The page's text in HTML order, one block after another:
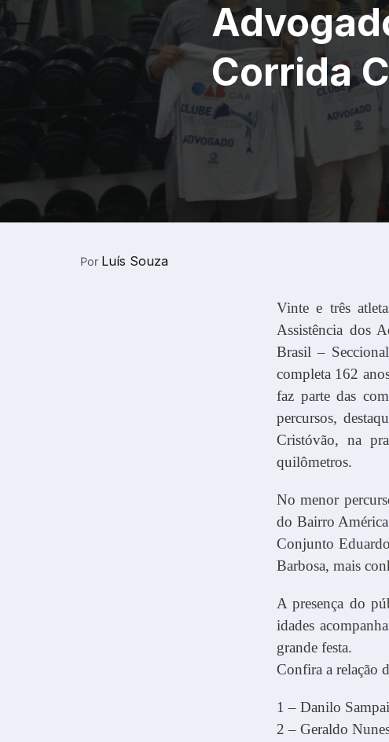
Corrida
Por Luís Souza
Vinte e três
Assistência dos
Brasil –
completa 162
faz parte das
percursos,
Cristóvão, na
quilômetros.
No menor
do Bairro
Conjunto
Barbosa, mais
A presença do
idades
grande festa.
Confira a relação
1 – Danilo
2 – Geraldo